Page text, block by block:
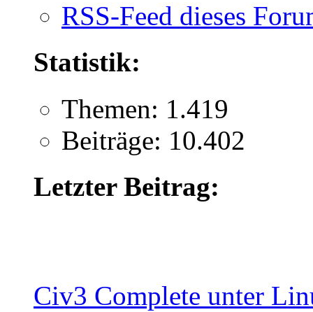
RSS-Feed dieses
Statistik:
Themen: 1.419
Beiträge: 10.402
Letzter Beitrag:
Civ3 Complete unter